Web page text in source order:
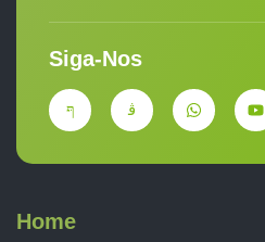
Siga-Nos
Home